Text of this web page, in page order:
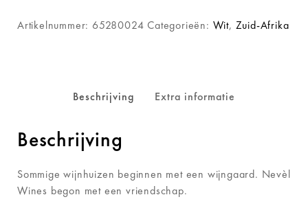
Artikelnummer: 65280024 Categorieën: Wit, Zuid-Afrika
Beschrijving Extra informatie
Beschrijving
Sommige wijnhuizen beginnen met een wijngaard. Nevèl
Wines begon met een vriendschap.